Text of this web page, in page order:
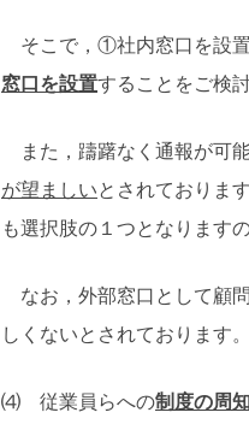
そこで，①社内窓口を設置
窓口を設置することをご検
また，躊躇なく通報が可
が望ましいとされておりま
も選択肢の１つとなります
なお，外部窓口として顧
しくないとされております。
⑷ 従業員らへの制度の周